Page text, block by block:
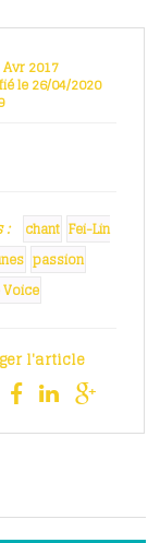
Avr 2017
le 26/04/2020
: chant Fei-Lin
passion
Voice
l'article